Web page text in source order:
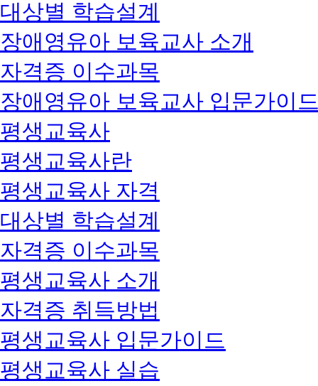
대상별 학습설계
장애영유아 보육교사 소개
자격증 이수과목
장애영유아 보육교사 입문가이
평생교육사
평생교육사란
평생교육사 자격
대상별 학습설계
자격증 이수과목
평생교육사 소개
자격증 취득방법
평생교육사 입문가이드
평생교육사 실습